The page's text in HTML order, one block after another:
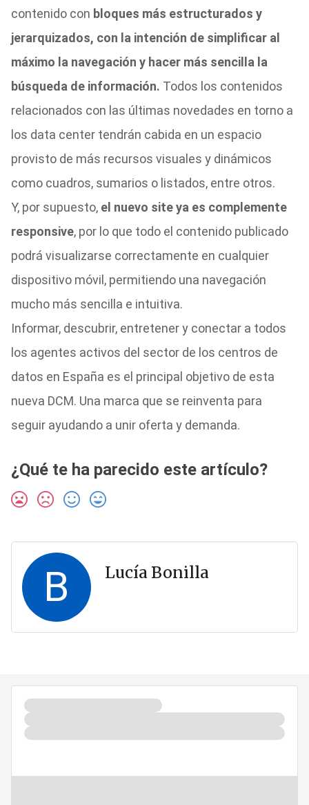
contenido con bloques más estructurados y
jerarquizados, con la intención de simplificar al
máximo la navegación y hacer más sencilla la
búsqueda de información. Todos los contenidos
relacionados con las últimas novedades en torno a
los data center tendrán cabida en un espacio
provisto de más recursos visuales y dinámicos
como cuadros, sumarios o listados, entre otros.
Y, por supuesto, el nuevo site ya es complemente
responsive, por lo que todo el contenido publicado
podrá visualizarse correctamente en cualquier
dispositivo móvil, permitiendo una navegación
mucho más sencilla e intuitiva.
Informar, descubrir, entretener y conectar a todos
los agentes activos del sector de los centros de
datos en España es el principal objetivo de esta
nueva DCM. Una marca que se reinventa para
seguir ayudando a unir oferta y demanda.
¿Qué te ha parecido este artículo?
B Lucía Bonilla